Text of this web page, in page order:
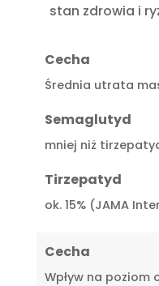
stan zdrowia i
Cecha
Średnia utrata
Semaglutyd
mniej niż
Tirzepatyd
ok. 15% (JAMA
Cecha
Wpływ na poziom